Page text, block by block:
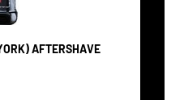
AFTERSHAVE